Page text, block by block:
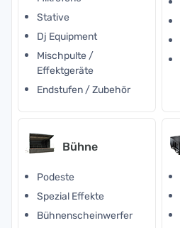
Stative
Dj Equipment
Mischpulte /
Effektgeräte
Endstufen / Zubehör
Bühne
Podeste
Spezial Effekte
Bühnenscheinwerfer